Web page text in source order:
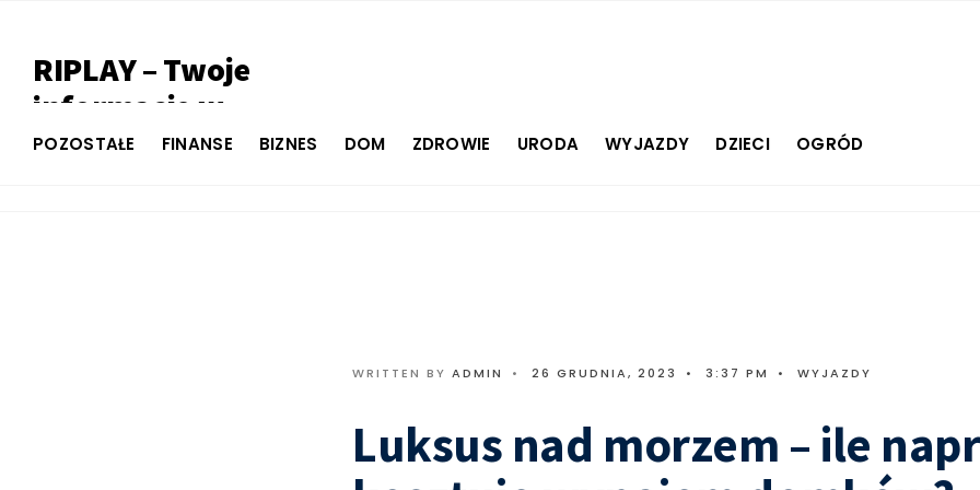
RIPLAY – Twoje
informacje w
jednym miejscu
POZOSTAŁE FINANSE BIZNES DOM ZDROWIE URODA WYJAZDY DZIECI OGRÓD
WRITTEN BY ADMIN • 26 GRUDNIA, 2023 • 3:37 PM • WYJAZDY
Luksus nad morzem – ile